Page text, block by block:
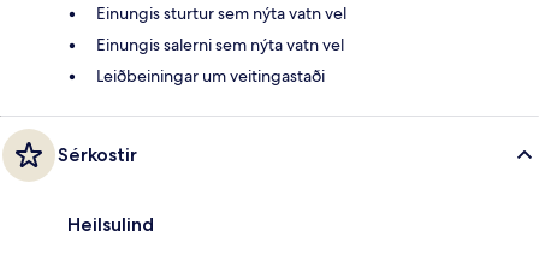
Einungis sturtur sem nýta vatn vel
Einungis salerni sem nýta vatn vel
Leiðbeiningar um veitingastaði
Sérkostir
Heilsulind